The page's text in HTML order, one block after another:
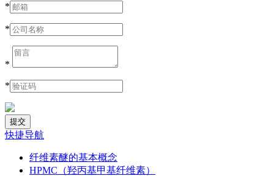
*
*
*
*
快捷导航
纤维素醚的基本概念
HPMC（羟丙基甲基纤维素）